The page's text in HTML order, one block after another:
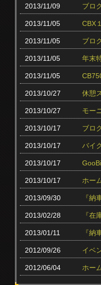
2013/11/09 ブロ
2013/11/05 CBX
2013/11/05 ブロ
2013/11/05 年末
2013/11/05
2013/10/27 休憩
2013/10/27 モー
2013/10/17 ブロ
2013/10/17 バイ
2013/10/17
2013/10/17 ホー
2013/09/30 『納
2013/02/28 『在
2013/01/11 『納
2012/09/26 イベ
2012/06/04 ホー